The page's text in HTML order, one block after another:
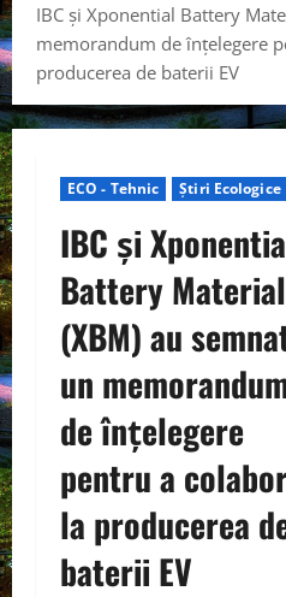
IBC și Xponential Battery
memorandum de înțelegere
producerea de baterii EV
ECO - Tehnic Știri Ecologice
IBC și
Battery
(XBM) au
un
de înțelegere
pentru a
la producerea
baterii EV